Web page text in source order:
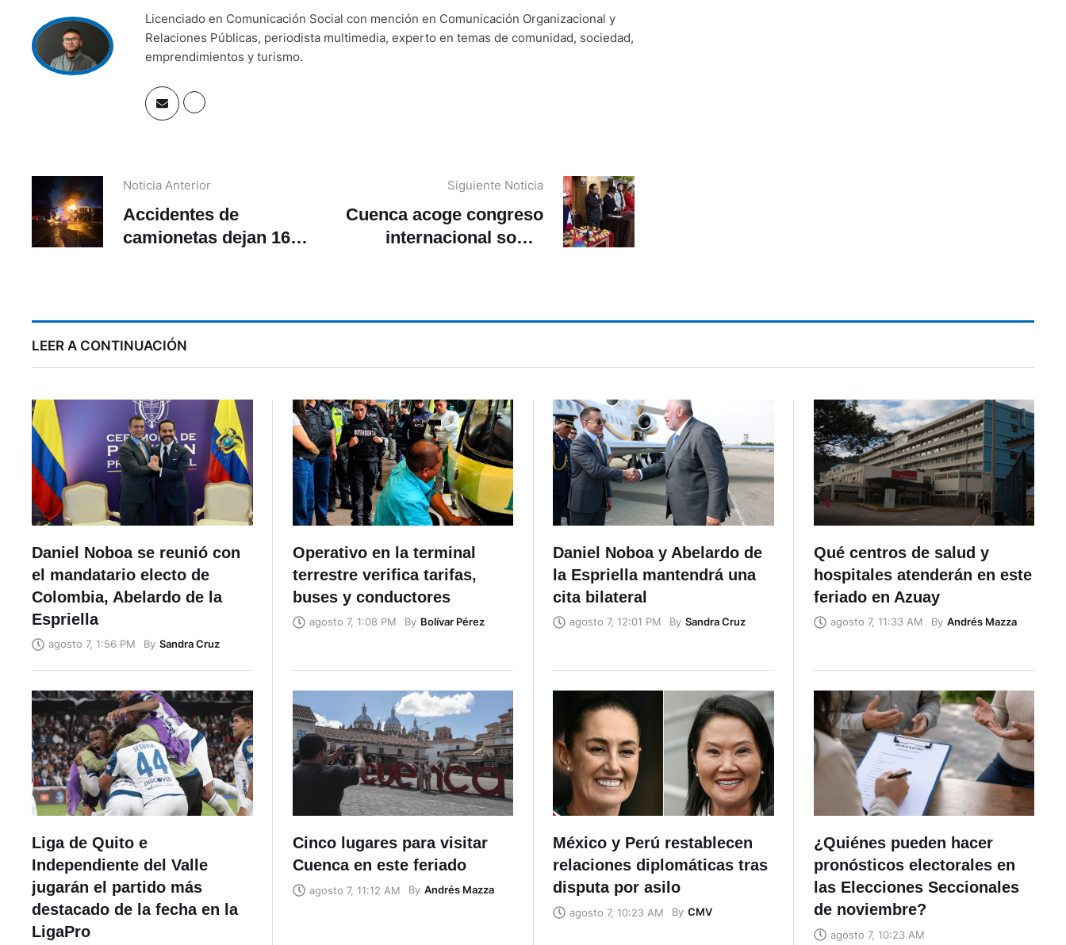
Licenciado en Comunicación Social con mención en Comunicación Organizacional y
Relaciones Públicas, periodista multimedia, experto en temas de comunidad, sociedad,
emprendimientos y turismo.
Noticia Anterior
Accidentes de
camionetas dejan 16
Siguiente Noticia
Cuenca acoge congreso
internacional sobre
LEER A CONTINUACIÓN
Daniel Noboa se reunió con
el mandatario electo de
Colombia, Abelardo de la
Espriella
agosto 7, 1:56 PM By Sandra Cruz
Operativo en la terminal
terrestre verifica tarifas,
buses y conductores
agosto 7, 1:08 PM By Bolívar Pérez
Daniel Noboa y Abelardo de
la Espriella mantendrá una
cita bilateral
agosto 7, 12:01 PM By Sandra Cruz
Qué centros de salud y
hospitales atenderán en este
feriado en Azuay
agosto 7, 11:33 AM By Andrés Mazza
Liga de Quito e
Independiente del Valle
jugarán el partido más
destacado de la fecha en la
LigaPro
Cinco lugares para visitar
Cuenca en este feriado
agosto 7, 11:12 AM By Andrés Mazza
México y Perú restablecen
relaciones diplomáticas tras
disputa por asilo
agosto 7, 10:23 AM By CMV
¿Quiénes pueden hacer
pronósticos electorales en
las Elecciones Seccionales
de noviembre?
agosto 7, 10:23 AM